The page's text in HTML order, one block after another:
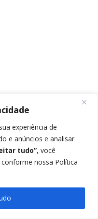
experiência de
e anúncios e analisar
tudo”, você
nossa Política